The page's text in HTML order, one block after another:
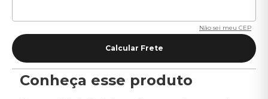
Não sei meu CEP
Conheça esse produto